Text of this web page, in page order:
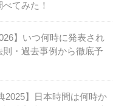
てみた！
】いつ何時に発表され
則・過去事例から徹底予
2025】日本時間は何時か